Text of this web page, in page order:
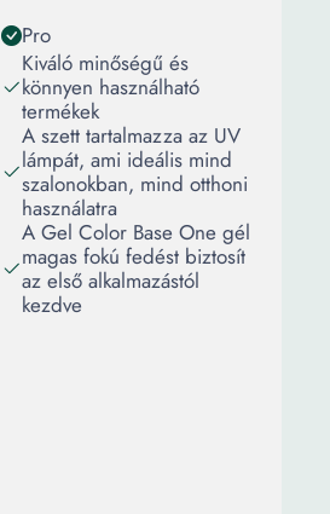
Pro
Kiváló minőségű és
könnyen használható
termékek
A szett tartalmazza az UV
lámpát, ami ideális mind
szalonokban, mind otthoni
használatra
A Gel Color Base One gél
magas fokú fedést biztosít
az első alkalmazástól
kezdve